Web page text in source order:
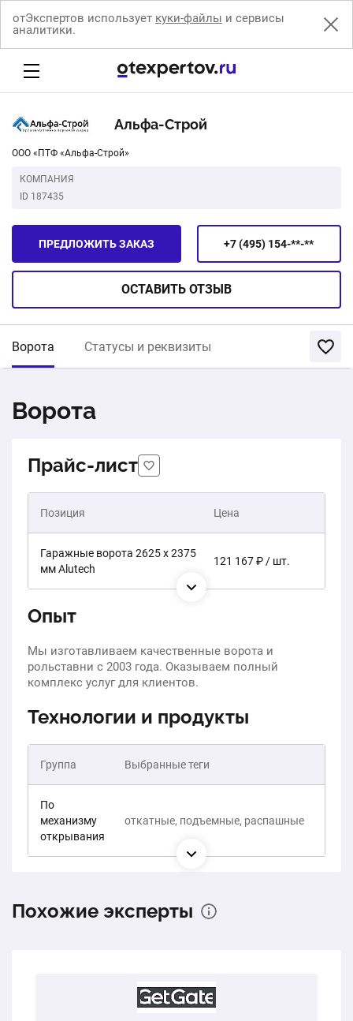
отЭкспертов использует куки-файлы и сервисы
аналитики.
Альфа-Строй
ООО «ПТФ «Альфа-Строй»
КОМПАНИЯ
ID 187435
+7 (495) 154-**-**
ПРЕДЛОЖИТЬ ЗАКАЗ
ОСТАВИТЬ ОТЗЫВ
Ворота Статусы и реквизиты
Ворота
Прайс-лист
Позиция Цена
Гаражные ворота 2625 x 2375
мм Alutech
121 167 ₽ / шт.
Опыт
Мы изготавливаем качественные ворота и
рольставни с 2003 года. Оказываем полный
комплекс услуг для клиентов.
Технологии и продукты
Группа Выбранные теги
По
механизму
открывания
откатные, подъемные, распашные
Похожие эксперты